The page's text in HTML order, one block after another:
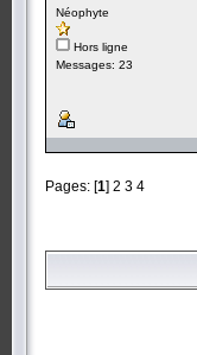
Néophyte
Hors ligne
Messages: 23
Pages: [1] 2 3 4